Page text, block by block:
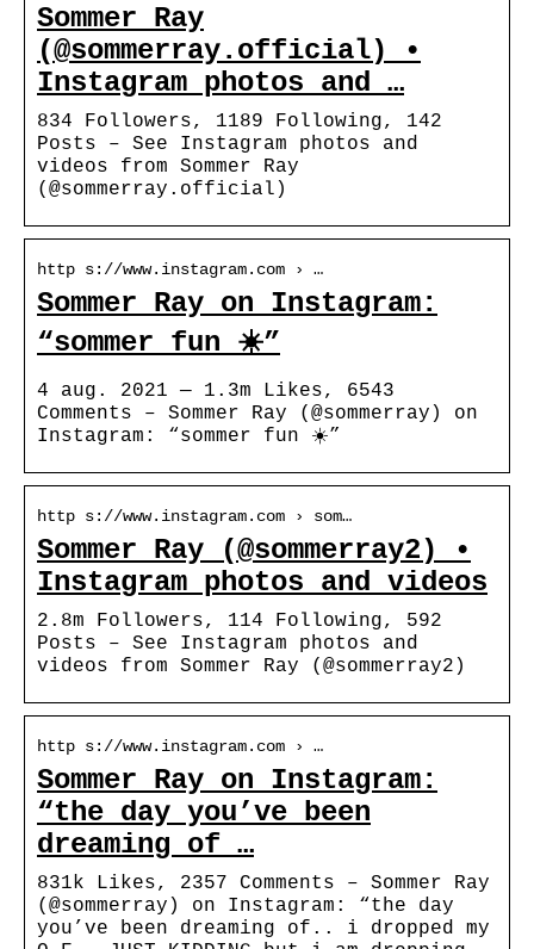
Sommer Ray
(@sommerray.official) •
Instagram photos and …
834 Followers, 1189 Following, 142
Posts – See Instagram photos and
videos from Sommer Ray
(@sommerray.official)
http s://www.instagram.com › …
Sommer Ray on Instagram:
“sommer fun ☀️”
4 aug. 2021 — 1.3m Likes, 6543
Comments – Sommer Ray (@sommerray) on
Instagram: “sommer fun ☀️”
http s://www.instagram.com › som…
Sommer Ray (@sommerray2) •
Instagram photos and videos
2.8m Followers, 114 Following, 592
Posts – See Instagram photos and
videos from Sommer Ray (@sommerray2)
http s://www.instagram.com › …
Sommer Ray on Instagram:
“the day you’ve been
dreaming of …
831k Likes, 2357 Comments – Sommer Ray
(@sommerray) on Instagram: “the day
you’ve been dreaming of.. i dropped my